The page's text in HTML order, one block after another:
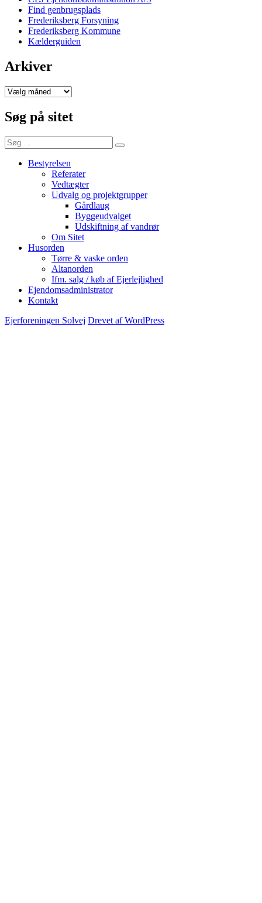
Find genbrugsplads
Frederiksberg Forsyning
Frederiksberg Kommune
Kælderguiden
Arkiver
Arkiver
Søg på sitet
Søg
efter:
Søg
Bestyrelsen
Referater
Vedtægter
Udvalg og projektgrupper
Gårdlaug
Byggeudvalget
Udskiftning af vandrør
Om Sitet
Husorden
Tørre & vaske orden
Altanorden
Ifm. salg / køb af Ejerlejlighed
Ejendomsadministrator
Kontakt
Ejerforeningen Solvej Drevet af WordPress